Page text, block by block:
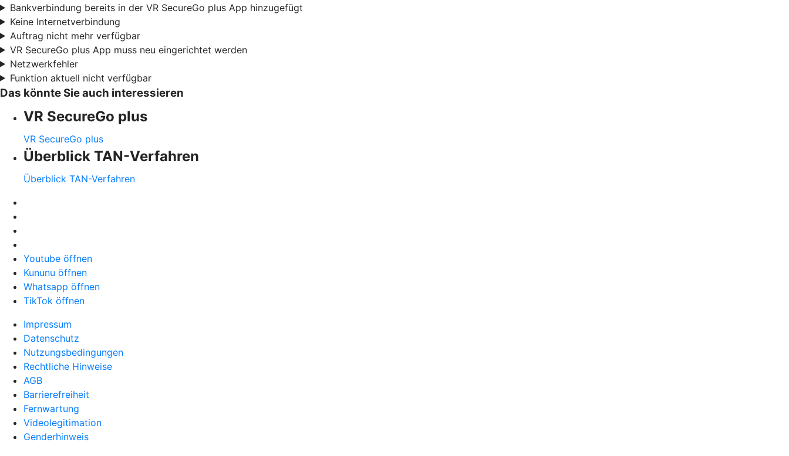
Bankverbindung bereits in der VR SecureGo plus App hinzugefügt
Keine Internetverbindung
Auftrag nicht mehr verfügbar
VR SecureGo plus App muss neu eingerichtet werden
Netzwerkfehler
Funktion aktuell nicht verfügbar
Das könnte Sie auch interessieren
VR SecureGo plus
VR SecureGo plus
Überblick TAN-Verfahren
Überblick TAN-Verfahren
Youtube öffnen
Kununu öffnen
Whatsapp öffnen
TikTok öffnen
Impressum
Datenschutz
Nutzungsbedingungen
Rechtliche Hinweise
AGB
Barrierefreiheit
Fernwartung
Videolegitimation
Genderhinweis